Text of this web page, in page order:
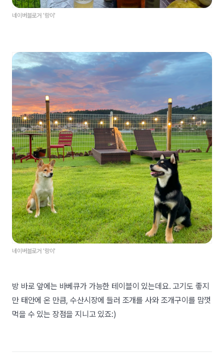
네이버블로거 '랑이'
네이버블로거 '랑이'
방 바로 앞에는 바베큐가 가능한 테이블이 있는데요. 고기도 좋지
만 태안에 온 만큼, 수산시장에 들러 조개를 사와 조개구이를 맘껏
먹을 수 있는 장점을 지니고 있죠:)